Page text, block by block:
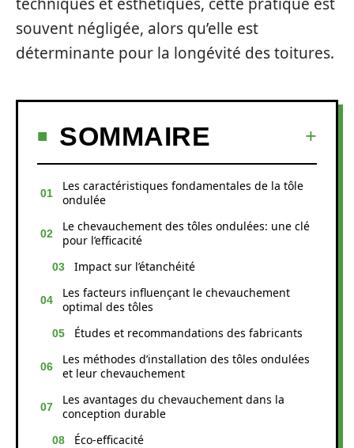
souvent négligée, alors qu’elle est
déterminante pour la longévité des toitures.
SOMMAIRE
Les caractéristiques fondamentales de la tôle
ondulée
Le chevauchement des tôles ondulées: une clé
pour l’efficacité
Impact sur l’étanchéité
Les facteurs influençant le chevauchement
optimal des tôles
Études et recommandations des fabricants
Les méthodes d’installation des tôles ondulées
et leur chevauchement
Les avantages du chevauchement dans la
conception durable
Éco-efficacité